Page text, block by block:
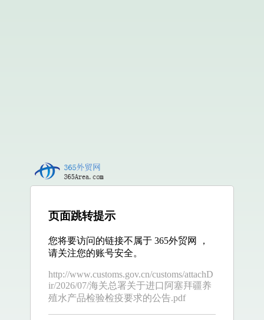
页面跳转提示
您将要访问的链接不属于 365外贸网 ，
请关注您的账号安全。
http://www.customs.gov.cn/customs/attachD
ir/2026/07/海关总署关于进口阿塞拜疆养
殖水产品检验检疫要求的公告.pdf